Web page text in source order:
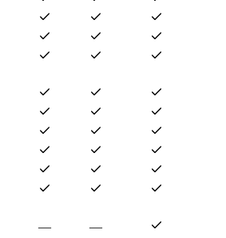
—
—